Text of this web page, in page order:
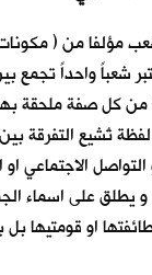
مؤلفا من (
شعباً واحداً تجمع
من كل صفة ملحقة
تُشيع التفرقة
الاجتماعي او
و يطلق على اسماء
او قومتيها بل